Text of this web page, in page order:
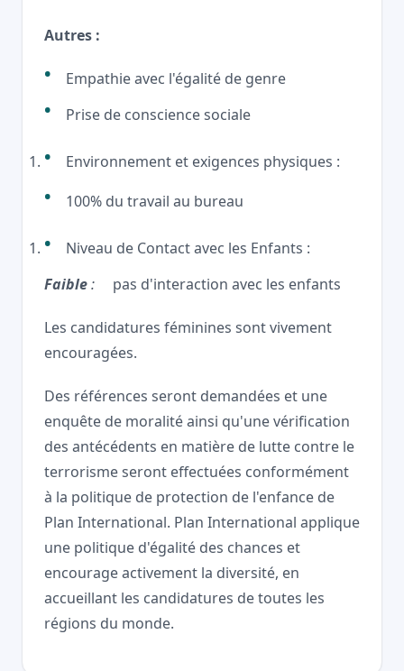
Autres :
Empathie avec l'égalité de genre
Prise de conscience sociale
Environnement et exigences physiques :
100% du travail au bureau
Niveau de Contact avec les Enfants :
Faible: pas d'interaction avec les enfants
Les candidatures féminines sont vivement
encouragées.
Des références seront demandées et une
enquête de moralité ainsi qu'une vérification
des antécédents en matière de lutte contre le
terrorisme seront effectuées conformément
à la politique de protection de l'enfance de
Plan International. Plan International applique
une politique d'égalité des chances et
encourage activement la diversité, en
accueillant les candidatures de toutes les
régions du monde.